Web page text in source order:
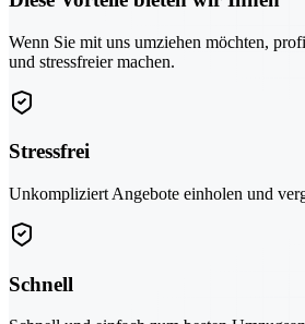
Wenn Sie mit uns umziehen möchten,
und stressfreier machen.
Stressfrei
Unkompliziert Angebote einholen und
Schnell